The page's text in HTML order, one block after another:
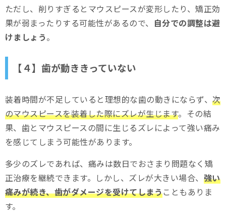
ただし、削りすぎるとマウスピースが変形したり、矯正効
果が弱まったりする可能性があるので、 自分での調整は避
けましょう。
【４】歯が動ききっていない
装着時間が不足していると理想的な歯の動きにならず、 次
のマウスピースを装着した際にズレが生じます。その結
果、歯とマウスピースの間に生じるズレによって強い痛み
を感じてしまう可能性があります。
多少のズレであれば、痛みは数日でおさまり問題なく矯
正治療を継続できます。しかし、ズレが大きい場合、 強い
痛みが続き、歯がダメージを受けてしまうこともありま
す。